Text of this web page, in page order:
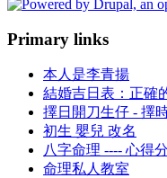
Primary links
本人是李青揚
結婚吉日表：正確
擇日開刀生仔 - 擇
初生 嬰兒 改名
八字命理 ---- 心得
命理私人教室